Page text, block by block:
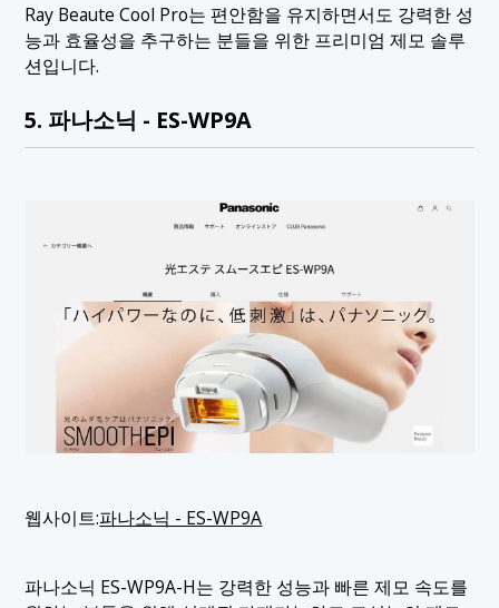
Ray Beaute Cool Pro는 편안함을 유지하면서도 강력한 성
능과 효율성을 추구하는 분들을 위한 프리미엄 제모 솔루
션입니다.
5. 파나소닉 - ES-WP9A
웹사이트:파나소닉 - ES-WP9A
파나소닉 ES-WP9A-H는 강력한 성능과 빠른 제모 속도를